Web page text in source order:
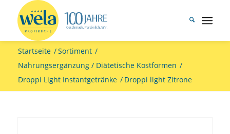
Startseite /Sortiment /
Nahrungsergänzung / Diätetische Kostformen /
Droppi Light Instantgetränke / Droppi light Zitrone